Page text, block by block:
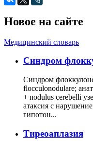
Новое на сайте
Медицинский словарь
Cиндром
Синдром
flocculonodulare;
+ nodulus cerebelli
атаксия с
гипотон...
Тиреоаплазия